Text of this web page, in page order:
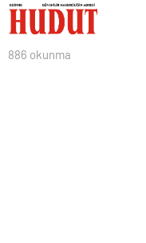
886 okunma